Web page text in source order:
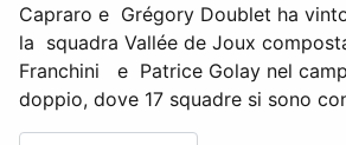
Capraro e Grégory Doublet ha
la squadra Vallée de Joux
Franchini e Patrice Golay nel
doppio, dove 17 squadre si sono